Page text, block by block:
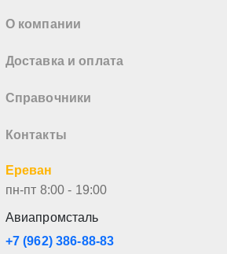
О компании
Доставка и оплата
Справочники
Контакты
Ереван
пн-пт 8:00 - 19:00
Авиапромсталь
+7 (962) 386-88-83